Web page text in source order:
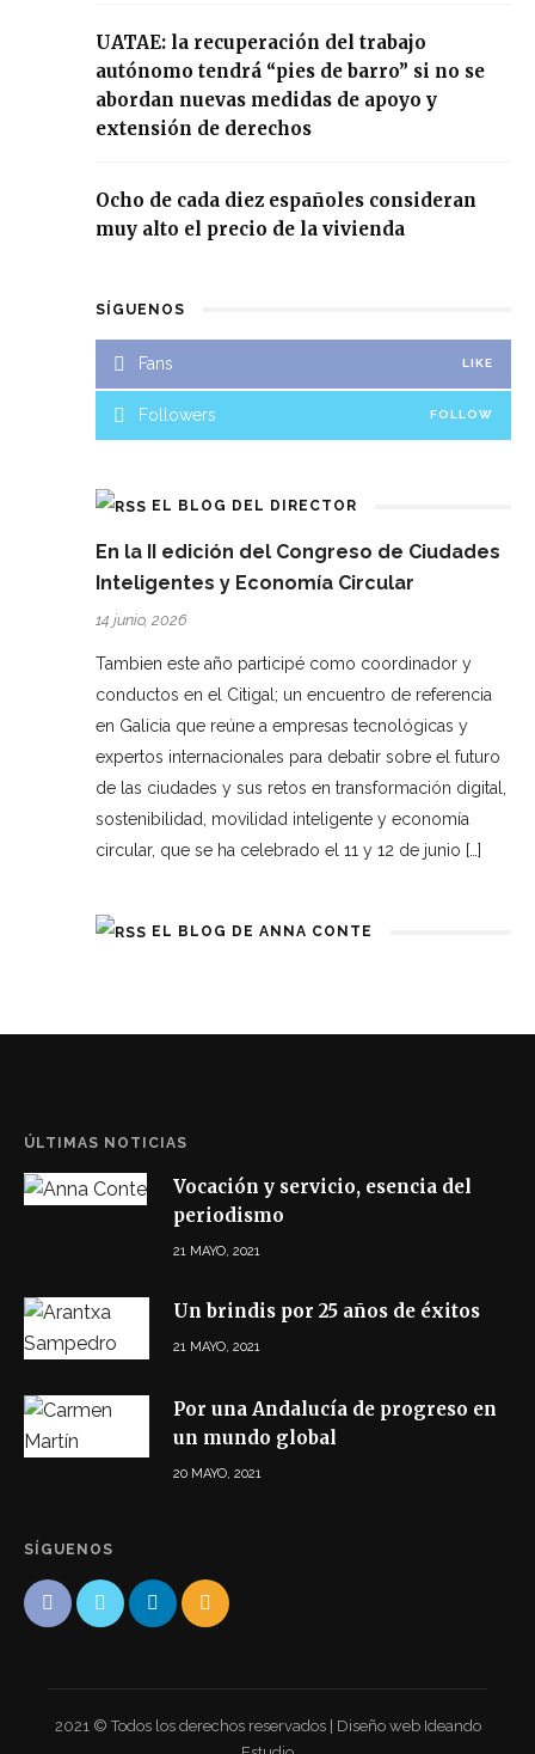
UATAE: la recuperación del trabajo
autónomo tendrá “pies de barro” si no se
abordan nuevas medidas de apoyo y
extensión de derechos
Ocho de cada diez españoles consideran
muy alto el precio de la vivienda
SÍGUENOS
Fans LIKE
Followers FOLLOW
EL BLOG DEL DIRECTOR
En la II edición del Congreso de Ciudades
Inteligentes y Economía Circular
14 junio, 2026
Tambien este año participé como coordinador y
conductos en el Citigal; un encuentro de referencia
en Galicia que reúne a empresas tecnológicas y
expertos internacionales para debatir sobre el futuro
de las ciudades y sus retos en transformación digital,
sostenibilidad, movilidad inteligente y economía
circular, que se ha celebrado el 11 y 12 de junio […]
EL BLOG DE ANNA CONTE
ÚLTIMAS NOTICIAS
Vocación y servicio, esencia del
periodismo
21 MAYO, 2021
Un brindis por 25 años de éxitos
21 MAYO, 2021
Por una Andalucía de progreso en
un mundo global
20 MAYO, 2021
SÍGUENOS
2021 © Todos los derechos reservados | Diseño web Ideando